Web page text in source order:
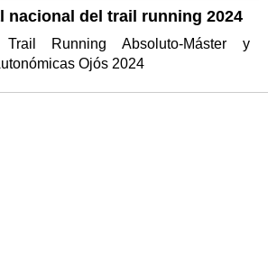
nacional del trail running 2024
Running Absoluto-Máster y
Ojós 2024